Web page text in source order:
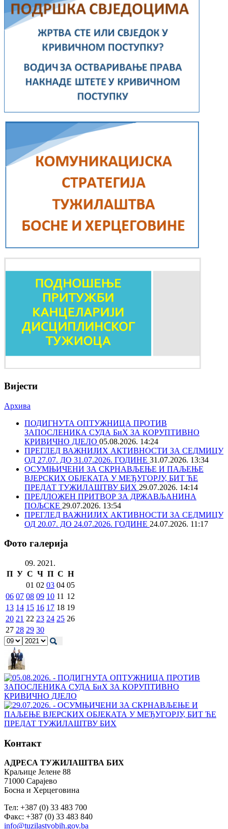
Вијести
Архива
ПОДИГНУТА ОПТУЖНИЦА ПРОТИВ
ЗАПОСЛЕНИКА СУДА БиХ ЗА КОРУПТИВНО
КРИВИЧНО ДЈЕЛО 05.08.2026. 14:24
ПРЕГЛЕД ВАЖНИЈИХ АКТИВНОСТИ ЗА СЕДМИЦУ
ОД 27.07. ДО 31.07.2026. ГОДИНЕ 31.07.2026. 13:34
ОСУМЊИЧЕНИ ЗА СКРНАВЉЕЊЕ И ПАЉЕЊЕ
ВЈЕРСКИХ ОБЈЕКАТА У МЕЂУГОРЈУ, БИТ ЋЕ
ПРЕДАТ ТУЖИЛАШТВУ БИХ 29.07.2026. 14:14
ПРЕДЛОЖЕН ПРИТВОР ЗА ДРЖАВЉАНИНА
ПОЉСКЕ 29.07.2026. 13:54
ПРЕГЛЕД ВАЖНИЈИХ АКТИВНОСТИ ЗА СЕДМИЦУ
ОД 20.07. ДО 24.07.2026. ГОДИНЕ 24.07.2026. 11:17
Фото галерија
09. 2021.
П У С Ч П С Н
01 02 03 04 05
06 07 08 09 10 11 12
13 14 15 16 17 18 19
20 21 22 23 24 25 26
27 28 29 30
Контакт
АДРЕСА ТУЖИЛАШТВА БИХ
Краљице Јелене 88
71000 Сарајево
Босна и Херцеговина
Тел: +387 (0) 33 483 700
Факс: +387 (0) 33 483 840
info@tuzilastvobih.gov.ba